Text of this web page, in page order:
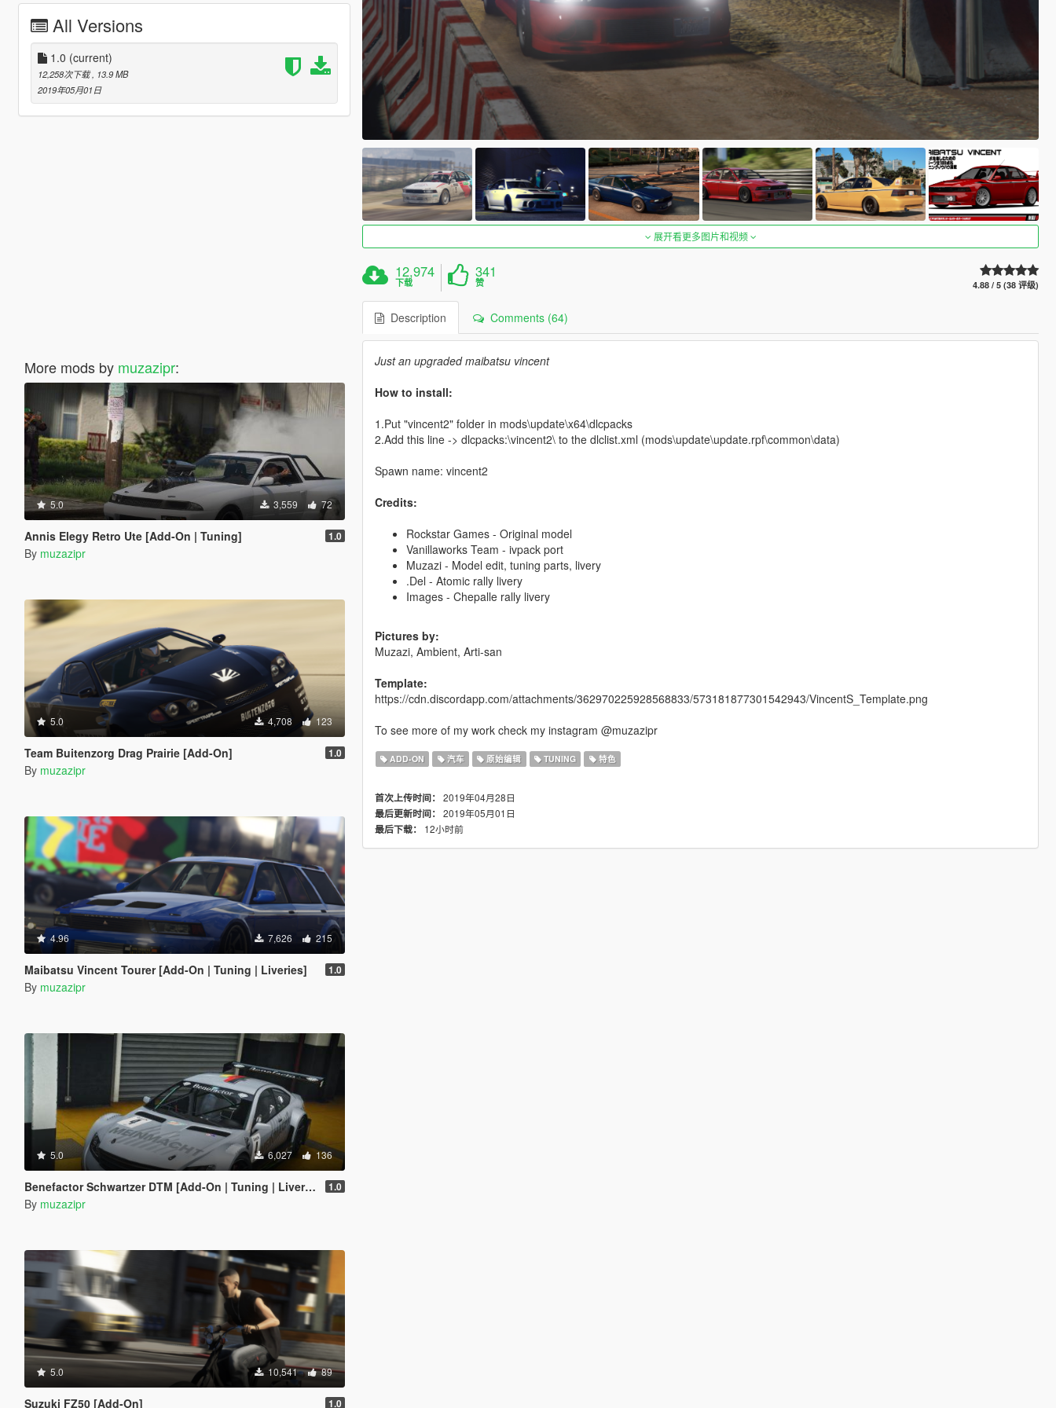
All Versions
1.0 (current)
12,258次下载, 13.9 MB
2019年05月01日
More mods by muzazipr:
5.0 3,559 72
Annis Elegy Retro Ute [Add-On | Tuning] 1.0
By muzazipr
5.0 4,708 123
Team Buitenzorg Drag Prairie [Add-On] 1.0
By muzazipr
4.96 7,626 215
Maibatsu Vincent Tourer [Add-On | Tuning | Liveries] 1.0
By muzazipr
5.0 6,027 136
Benefactor Schwartzer DTM [Add-On | Tuning | Liveries] 1.0
By muzazipr
5.0 10,541 89
Suzuki FZ50 [Add-On] 1.0
展开看更多图片和视频
12,974
下载
341
赞 4.88 / 5 (38 评级)
Description Comments (64)
Just an upgraded maibatsu vincent
How to install:
1.Put "vincent2" folder in mods\update\x64\dlcpacks
2.Add this line -> dlcpacks:\vincent2\ to the dlclist.xml (mods\update\update.rpf\common\data)
Spawn name: vincent2
Credits:
Rockstar Games - Original model
Vanillaworks Team - ivpack port
Muzazi - Model edit, tuning parts, livery
.Del - Atomic rally livery
Images - Chepalle rally livery
Pictures by:
Muzazi, Ambient, Arti-san
Template:
https://cdn.discordapp.com/attachments/362970225928568833/573181877301542943/VincentS_Template.png
To see more of my work check my instagram @muzazipr
ADD-ON 汽车 原始编辑 TUNING 特色
首次上传时间： 2019年04月28日
最后更新时间： 2019年05月01日
最后下载：
12小时前